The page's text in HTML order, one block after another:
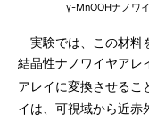
γ-MnOOHナノワ
実験では、この材料
結晶性ナノワイヤアレ
アレイに変換させるこ
イは、可視域から近赤